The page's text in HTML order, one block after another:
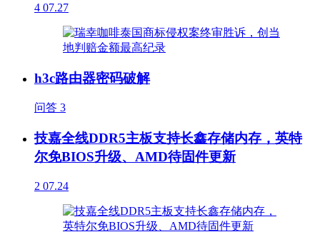
4 07.27
h3c路由器密码破解
问答 3
技嘉全线DDR5主板支持长鑫存储内存，英特
尔免BIOS升级、AMD待固件更新
2 07.24